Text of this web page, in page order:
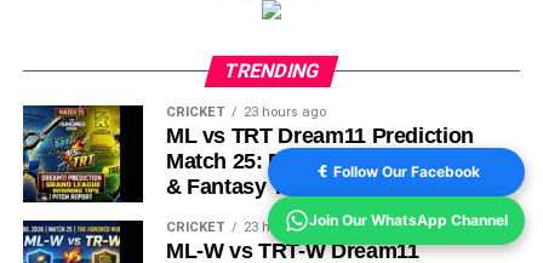
TRENDING
CRICKET 23 hours ago
ML vs TRT Dream11 Prediction
Match 25: Pitch Report, Playing 11
& Fantasy Tips
CRICKET 23 hours ago
ML-W vs TRT-W Dream11
Follow Our Facebook
Join Our WhatsApp Channel